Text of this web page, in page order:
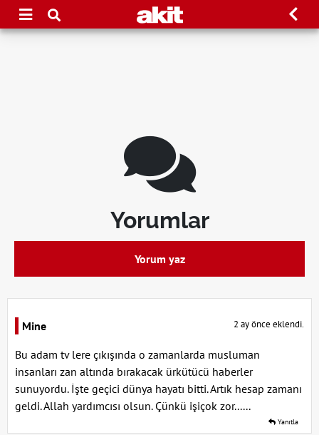
Yorumlar
Yorum yaz
Mine 2 ay önce eklendi.
Bu adam tv lere çıkışında o zamanlarda musluman
insanları zan altında bırakacak ürkütücü haberler
sunuyordu. İşte geçici dünya hayatı bitti. Artık hesap zamanı
geldi. Allah yardımcısı olsun. Çünkü işiçok zor......
Yanıtla